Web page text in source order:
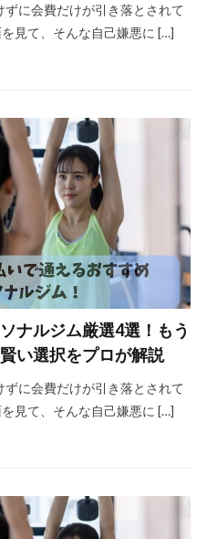
ずに会費だけが引き落とされて
見て、そんな自己嫌悪に […]
ナルジム厳選4選！もう
い選択をプロが解説
ずに会費だけが引き落とされて
見て、そんな自己嫌悪に […]